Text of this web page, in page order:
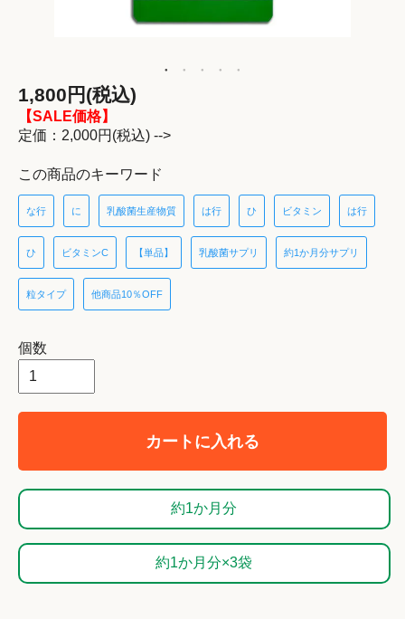
1,800円(税込)
【SALE価格】
定価：2,000円(税込) -->
この商品のキーワード
な行 に 乳酸菌生産物質 は行 ひ ビタミン は行
ひ ビタミンC 【単品】 乳酸菌サプリ 約1か月分サプリ
粒タイプ 他商品10％OFF
個数
カートに入れる
約1か月分
約1か月分×3袋